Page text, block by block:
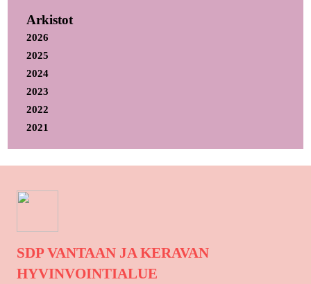
Arkistot
2026
2025
2024
2023
2022
2021
SDP VANTAAN JA KERAVAN
HYVINVOINTIALUE